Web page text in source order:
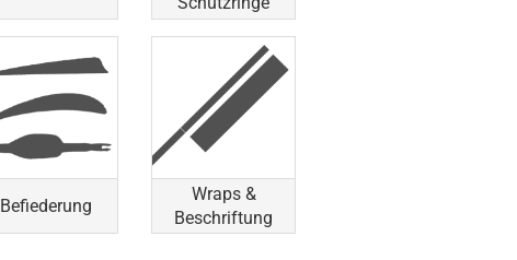
Befiederung
Wraps &
Beschriftung